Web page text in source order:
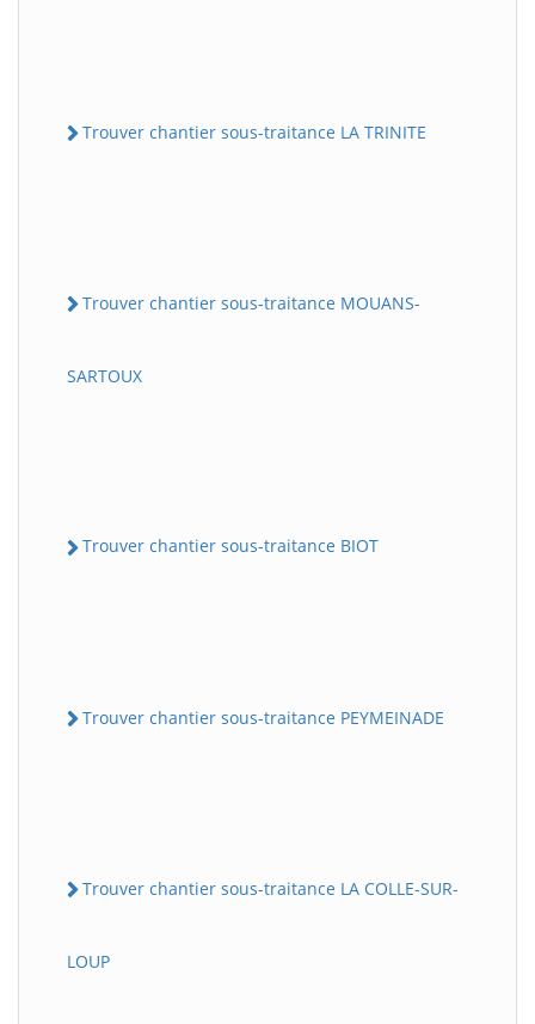
Trouver chantier sous-traitance LA TRINITE
Trouver chantier sous-traitance MOUANS-
SARTOUX
Trouver chantier sous-traitance BIOT
Trouver chantier sous-traitance PEYMEINADE
Trouver chantier sous-traitance LA COLLE-SUR-
LOUP